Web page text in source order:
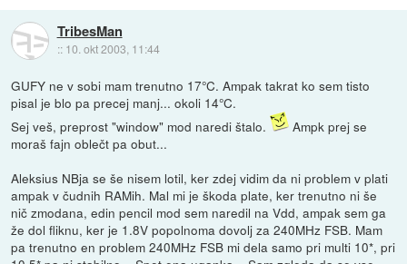
TribesMan
:: 10. okt 2003, 11:44
GUFY ne v sobi mam trenutno 17°C. Ampak takrat ko sem tisto
pisal je blo pa precej manj... okoli 14°C.
Sej veš, preprost "window" mod naredi štalo.
Ampk prej se
moraš fajn oblečt pa obut...
Aleksius NBja se še nisem lotil, ker zdej vidim da ni problem v plati
ampak v čudnih RAMih. Mal mi je škoda plate, ker trenutno ni še
nič zmodana, edin pencil mod sem naredil na Vdd, ampak sem ga
že dol fliknu, ker je 1.8V popolnoma dovolj za 240MHz FSB. Mam
pa trenutno en problem 240MHz FSB mi dela samo pri multi 10*, pri